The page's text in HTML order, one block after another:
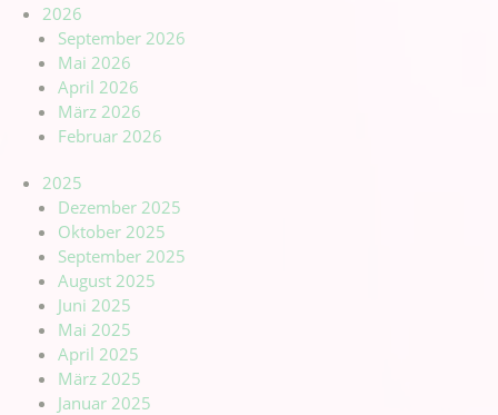
2026
September 2026
Mai 2026
April 2026
März 2026
Februar 2026
2025
Dezember 2025
Oktober 2025
September 2025
August 2025
Juni 2025
Mai 2025
April 2025
März 2025
Januar 2025